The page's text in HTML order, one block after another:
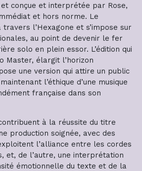
conçue et interprétée par Rose,
et hors norme. Le
l’Hexagone et s’impose sur
au point de devenir le fer
solo en plein essor. L’édition qui
Master, élargit l’horizon
une version qui attire un public
l’éthique d’une musique
française dans son
à la réussite du titre
production soignée, avec des
l’alliance entre les cordes
et, de l’autre, une interprétation
émotionnelle du texte et de la